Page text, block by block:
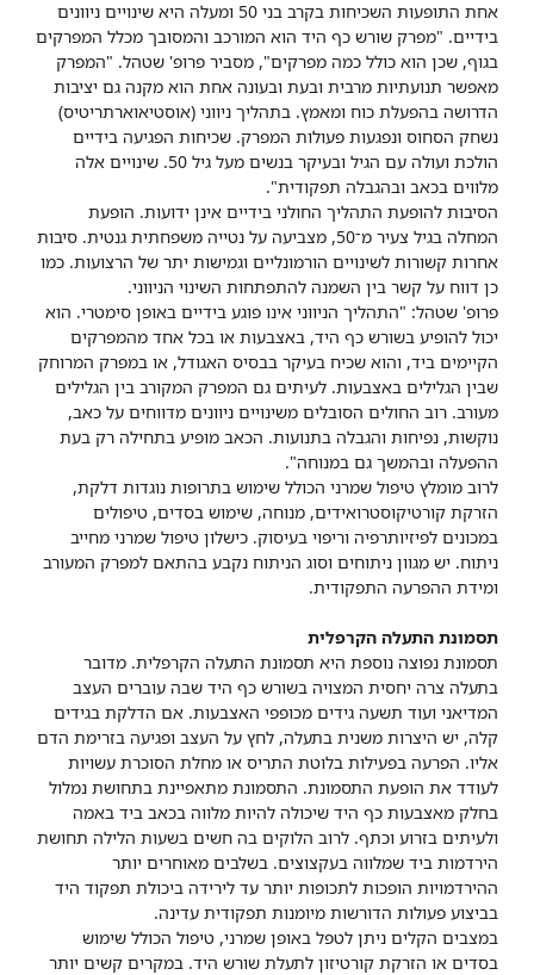
אחת התופעות השכיחות בקרב בני 50 ומעלה היא שינויים ניוונים
בידיים. "מפרק שורש כף היד הוא המורכב והמסובך מכלל המפרקים
בגוף, שכן הוא כולל כמה מפרקים", מסביר פרופ' שטהל. "המפרק
מאפשר תנועתיות מרבית ובעת ובעונה אחת הוא מקנה גם יציבות
הדרושה בהפעלת כוח ומאמץ. בתהליך ניווני (אוסטיאוארתריטיס)
נשחק הסחוס ונפגעות פעולות המפרק. שכיחות הפגיעה בידיים
הולכת ועולה עם הגיל ובעיקר בנשים מעל גיל 50. שינויים אלה
מלווים בכאב ובהגבלה תפקודית".
הסיבות להופעת התהליך החולני בידיים אינן ידועות. הופעת
המחלה בגיל צעיר מ־50, מצביעה על נטייה משפחתית גנטית. סיבות
אחרות קשורות לשינויים הורמונליים וגמישות יתר של הרצועות. כמו
כן דווח על קשר בין השמנה להתפתחות השינוי הניווני.
פרופ' שטהל: "התהליך הניווני אינו פוגע בידיים באופן סימטרי. הוא
יכול להופיע בשורש כף היד, באצבעות או בכל אחד מהמפרקים
הקיימים ביד, והוא שכיח בעיקר בבסיס האגודל, או במפרק המרוחק
שבין הגלילים באצבעות. לעיתים גם המפרק המקורב בין הגלילים
מעורב. רוב החולים הסובלים משינויים ניוונים מדווחים על כאב,
נוקשות, נפיחות והגבלה בתנועות. הכאב מופיע בתחילה רק בעת
ההפעלה ובהמשך גם במנוחה".
לרוב מומלץ טיפול שמרני הכולל שימוש בתרופות נוגדות דלקת,
הזרקת קורטיקוסטרואידים, מנוחה, שימוש בסדים, טיפולים
במכונים לפיזיותרפיה וריפוי בעיסוק. כישלון טיפול שמרני מחייב
ניתוח. יש מגוון ניתוחים וסוג הניתוח נקבע בהתאם למפרק המעורב
ומידת ההפרעה התפקודית.
תסמונת התעלה הקרפלית
תסמונת נפוצה נוספת היא תסמונת התעלה הקרפלית. מדובר
בתעלה צרה יחסית המצויה בשורש כף היד שבה עוברים העצב
המדיאני ועוד תשעה גידים מכופפי האצבעות. אם הדלקת בגידים
קלה, יש היצרות משנית בתעלה, לחץ על העצב ופגיעה בזרימת הדם
אליו. הפרעה בפעילות בלוטת התריס או מחלת הסוכרת עשויות
לעודד את הופעת התסמונת. התסמונת מתאפיינת בתחושת נמלול
בחלק מאצבעות כף היד שיכולה להיות מלווה בכאב ביד באמה
ולעיתים בזרוע וכתף. לרוב הלוקים בה חשים בשעות הלילה תחושת
הירדמות ביד שמלווה בעקצוצים. בשלבים מאוחרים יותר
ההירדמויות הופכות לתכופות יותר עד לירידה ביכולת תפקוד היד
בביצוע פעולות הדורשות מיומנות תפקודית עדינה.
במצבים הקלים ניתן לטפל באופן שמרני, טיפול הכולל שימוש
בסדים או הזרקת קורטיזון לתעלת שורש היד. במקרים קשים יותר